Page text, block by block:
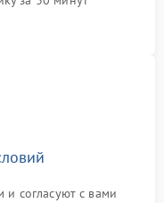
согласуют с вами